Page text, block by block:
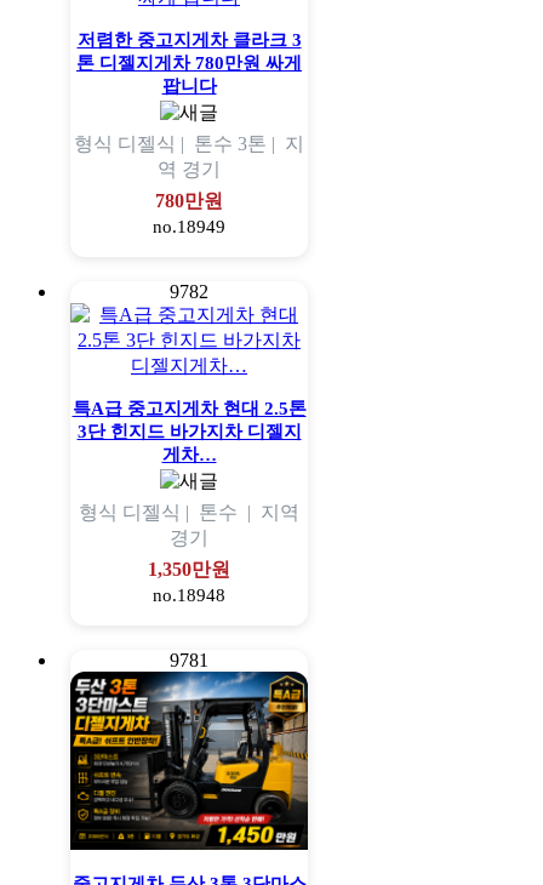
저렴한 중고지게차 클라크 3
톤 디젤지게차 780만원 싸게
팝니다
형식 디젤식 | 톤수 3톤 | 지
역 경기
780만원
no.18949
9782
특A급 중고지게차 현대 2.5톤
3단 힌지드 바가지차 디젤지
게차…
형식 디젤식 | 톤수 | 지역
경기
1,350만원
no.18948
9781